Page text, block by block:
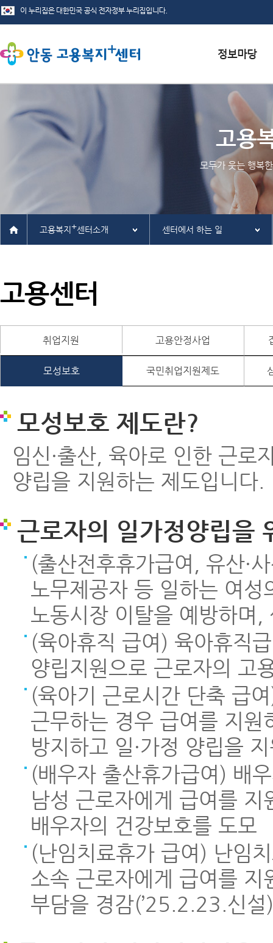
서식자료실
채용정보
인재정보
관련사이트
고용
모두가 웃는 행복
고용복지 +센터소개 센터에서 하는 일
고용센터
취업지원 고용안정사업
모성보호 국민취업지원제도
모성보호 제도란?
임신·출산, 육아로 인한 근로
양립을 지원하는 제도입니다.
근로자의 일가정양립을
(출산전후휴가급여, 유산·
노무제공자 등 일하는 여
노동시장 이탈을 예방하며,
(육아휴직 급여) 육아휴직
양립지원으로 근로자의 고
(육아기 근로시간 단축 급
근무하는 경우 급여를 지원
방지하고 일·가정 양립을
(배우자 출산휴가급여) 배
남성 근로자에게 급여를
배우자의 건강보호를 도모
(난임치료휴가 급여) 난임
소속 근로자에게 급여를
부담을 경감(’25.2.23.신설)